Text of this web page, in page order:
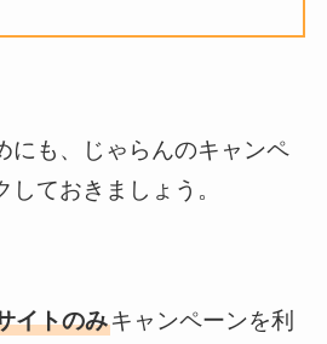
にも、じゃらんのキャンペ
ておきましょう。
イトのみキャンペーンを利